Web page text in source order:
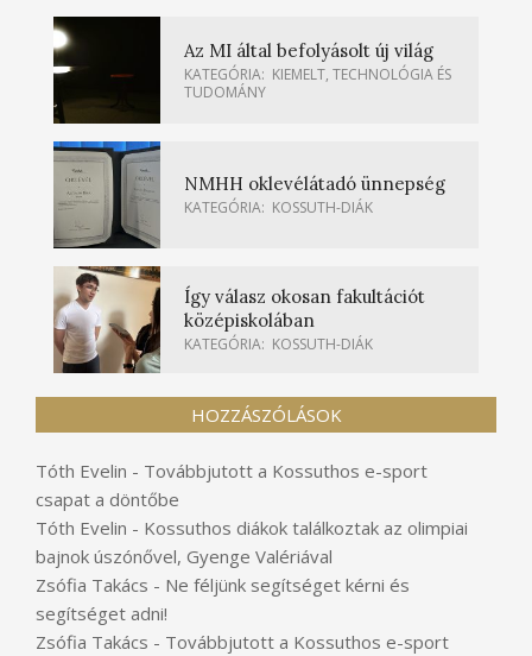
Az MI által befolyásolt új világ
KATEGÓRIA: KIEMELT, TECHNOLÓGIA ÉS
TUDOMÁNY
NMHH oklevélátadó ünnepség
KATEGÓRIA: KOSSUTH-DIÁK
Így válasz okosan fakultációt
középiskolában
KATEGÓRIA: KOSSUTH-DIÁK
HOZZÁSZÓLÁSOK
Tóth Evelin - Továbbjutott a Kossuthos e-sport
csapat a döntőbe
Tóth Evelin - Kossuthos diákok találkoztak az olimpiai
bajnok úszónővel, Gyenge Valériával
Zsófia Takács - Ne féljünk segítséget kérni és
segítséget adni!
Zsófia Takács - Továbbjutott a Kossuthos e-sport